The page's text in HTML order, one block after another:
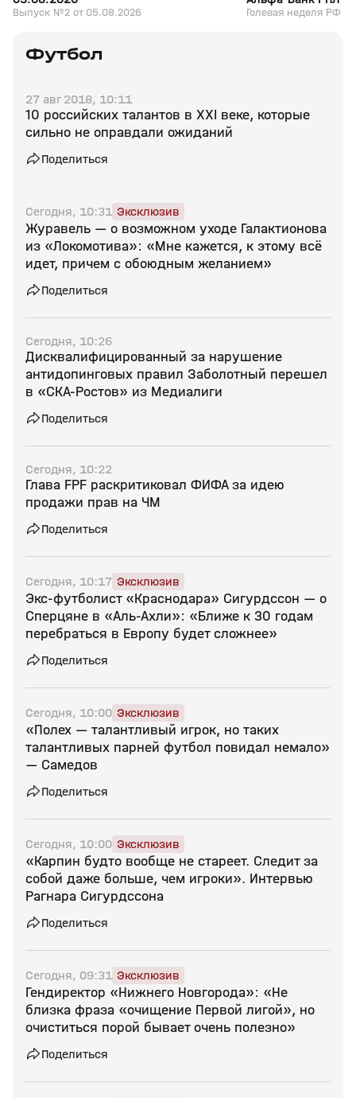
Выпуск №2 от 05.08.2026 Голевая неделя РФ
Футбол
27 авг 2018, 10:11
10 российских талантов в XXI веке, которые
сильно не оправдали ожиданий
Поделиться
Сегодня, 10:31 Эксклюзив
Журавель — о возможном уходе Галактионова
из «Локомотива»: «Мне кажется, к этому всё
идет, причем с обоюдным желанием»
Поделиться
Сегодня, 10:26
Дисквалифицированный за нарушение
антидопинговых правил Заболотный перешел
в «СКА‑Ростов» из Медиалиги
Поделиться
Сегодня, 10:22
Глава FPF раскритиковал ФИФА за идею
продажи прав на ЧМ
Поделиться
Сегодня, 10:17 Эксклюзив
Экс‑футболист «Краснодара» Сигурдссон — о
Сперцяне в «Аль‑Ахли»: «Ближе к 30 годам
перебраться в Европу будет сложнее»
Поделиться
Сегодня, 10:00 Эксклюзив
«Полех — талантливый игрок, но таких
талантливых парней футбол повидал немало»
— Самедов
Поделиться
Сегодня, 10:00 Эксклюзив
«Карпин будто вообще не стареет. Следит за
собой даже больше, чем игроки». Интервью
Рагнара Сигурдссона
Поделиться
Сегодня, 09:31 Эксклюзив
Гендиректор «Нижнего Новгорода»: «Не
близка фраза «очищение Первой лигой», но
очиститься порой бывает очень полезно»
Поделиться